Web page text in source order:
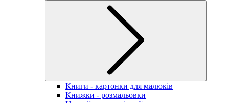
Книги - картонки для малюків
Книжки - розмальовки